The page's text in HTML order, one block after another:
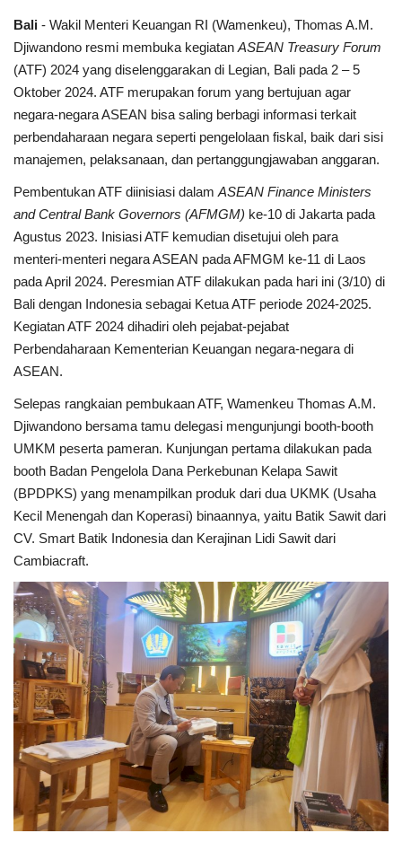
Bali - Wakil Menteri Keuangan RI (Wamenkeu), Thomas A.M.
Djiwandono resmi membuka kegiatan ASEAN Treasury Forum
(ATF) 2024 yang diselenggarakan di Legian, Bali pada 2 – 5
Oktober 2024. ATF merupakan forum yang bertujuan agar
negara-negara ASEAN bisa saling berbagi informasi terkait
perbendaharaan negara seperti pengelolaan fiskal, baik dari sisi
manajemen, pelaksanaan, dan pertanggungjawaban anggaran.
Pembentukan ATF diinisiasi dalam ASEAN Finance Ministers
and Central Bank Governors (AFMGM) ke-10 di Jakarta pada
Agustus 2023. Inisiasi ATF kemudian disetujui oleh para
menteri-menteri negara ASEAN pada AFMGM ke-11 di Laos
pada April 2024. Peresmian ATF dilakukan pada hari ini (3/10) di
Bali dengan Indonesia sebagai Ketua ATF periode 2024-2025.
Kegiatan ATF 2024 dihadiri oleh pejabat-pejabat
Perbendaharaan Kementerian Keuangan negara-negara di
ASEAN.
Selepas rangkaian pembukaan ATF, Wamenkeu Thomas A.M.
Djiwandono bersama tamu delegasi mengunjungi booth-booth
UMKM peserta pameran. Kunjungan pertama dilakukan pada
booth Badan Pengelola Dana Perkebunan Kelapa Sawit
(BPDPKS) yang menampilkan produk dari dua UKMK (Usaha
Kecil Menengah dan Koperasi) binaannya, yaitu Batik Sawit dari
CV. Smart Batik Indonesia dan Kerajinan Lidi Sawit dari
Cambiacraft.